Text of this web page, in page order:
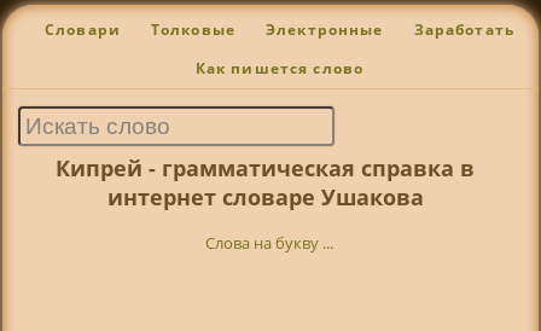
Словари Толковые Электронные Заработать
Как пишется слово
Кипрей - грамматическая справка в
интернет словаре Ушакова
Слова на букву ...